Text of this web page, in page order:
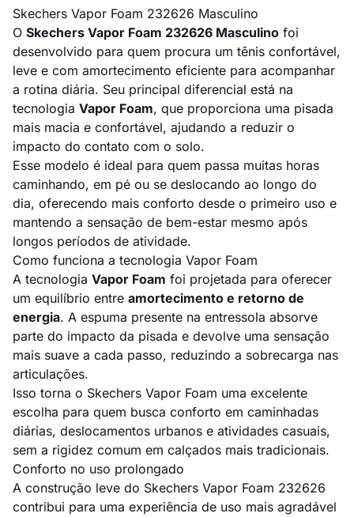
Skechers Vapor Foam 232626 Masculino
O Skechers Vapor Foam 232626 Masculino foi
desenvolvido para quem procura um tênis confortável,
leve e com amortecimento eficiente para acompanhar
a rotina diária. Seu principal diferencial está na
tecnologia Vapor Foam, que proporciona uma pisada
mais macia e confortável, ajudando a reduzir o
impacto do contato com o solo.
Esse modelo é ideal para quem passa muitas horas
caminhando, em pé ou se deslocando ao longo do
dia, oferecendo mais conforto desde o primeiro uso e
mantendo a sensação de bem-estar mesmo após
longos períodos de atividade.
Como funciona a tecnologia Vapor Foam
A tecnologia Vapor Foam foi projetada para oferecer
um equilíbrio entre amortecimento e retorno de
energia. A espuma presente na entressola absorve
parte do impacto da pisada e devolve uma sensação
mais suave a cada passo, reduzindo a sobrecarga nas
articulações.
Isso torna o Skechers Vapor Foam uma excelente
escolha para quem busca conforto em caminhadas
diárias, deslocamentos urbanos e atividades casuais,
sem a rigidez comum em calçados mais tradicionais.
Conforto no uso prolongado
A construção leve do Skechers Vapor Foam 232626
contribui para uma experiência de uso mais agradável